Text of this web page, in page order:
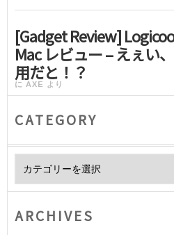
[Gadget Review]
Mac レビュー – えぇい
用だと！？
に AXE より
CATEGORY
ARCHIVES